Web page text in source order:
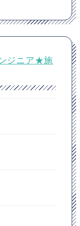
ジニア★施